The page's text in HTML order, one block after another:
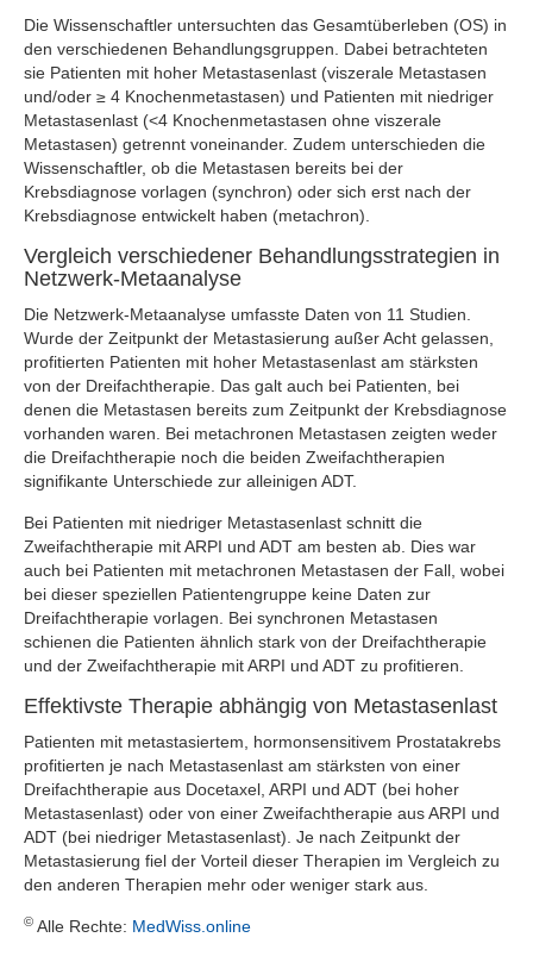
Die Wissenschaftler untersuchten das Gesamtüberleben (OS) in
den verschiedenen Behandlungsgruppen. Dabei betrachteten
sie Patienten mit hoher Metastasenlast (viszerale Metastasen
und/oder ≥ 4 Knochenmetastasen) und Patienten mit niedriger
Metastasenlast (<4 Knochenmetastasen ohne viszerale
Metastasen) getrennt voneinander. Zudem unterschieden die
Wissenschaftler, ob die Metastasen bereits bei der
Krebsdiagnose vorlagen (synchron) oder sich erst nach der
Krebsdiagnose entwickelt haben (metachron).
Vergleich verschiedener Behandlungsstrategien in
Netzwerk-Metaanalyse
Die Netzwerk-Metaanalyse umfasste Daten von 11 Studien.
Wurde der Zeitpunkt der Metastasierung außer Acht gelassen,
profitierten Patienten mit hoher Metastasenlast am stärksten
von der Dreifachtherapie. Das galt auch bei Patienten, bei
denen die Metastasen bereits zum Zeitpunkt der Krebsdiagnose
vorhanden waren. Bei metachronen Metastasen zeigten weder
die Dreifachtherapie noch die beiden Zweifachtherapien
signifikante Unterschiede zur alleinigen ADT.
Bei Patienten mit niedriger Metastasenlast schnitt die
Zweifachtherapie mit ARPI und ADT am besten ab. Dies war
auch bei Patienten mit metachronen Metastasen der Fall, wobei
bei dieser speziellen Patientengruppe keine Daten zur
Dreifachtherapie vorlagen. Bei synchronen Metastasen
schienen die Patienten ähnlich stark von der Dreifachtherapie
und der Zweifachtherapie mit ARPI und ADT zu profitieren.
Effektivste Therapie abhängig von Metastasenlast
Patienten mit metastasiertem, hormonsensitivem Prostatakrebs
profitierten je nach Metastasenlast am stärksten von einer
Dreifachtherapie aus Docetaxel, ARPI und ADT (bei hoher
Metastasenlast) oder von einer Zweifachtherapie aus ARPI und
ADT (bei niedriger Metastasenlast). Je nach Zeitpunkt der
Metastasierung fiel der Vorteil dieser Therapien im Vergleich zu
den anderen Therapien mehr oder weniger stark aus.
© Alle Rechte: MedWiss.online